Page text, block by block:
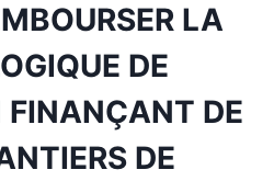
LA
DE
FINANÇANT DE
DE